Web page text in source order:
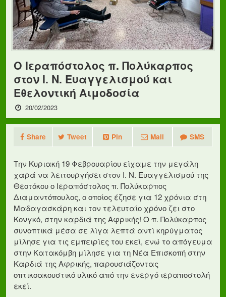
Ο Ιεραπόστολος π. Πολύκαρπος
στον Ι. Ν. Ευαγγελισμού και
Εθελοντική Αιμοδοσία
20/02/2023
Share Tweet Pin Mail SMS
Την Κυριακή 19 Φεβρουαρίου είχαμε την μεγάλη
χαρά να λειτουργήσει στον Ι. Ν. Ευαγγελισμού της
Θεοτόκου ο Ιεραπόστολος π. Πολύκαρπος
Διαμαντόπουλος, ο οποίος έζησε για 12 χρόνια στη
Μαδαγασκάρη και τον τελευταίο χρόνο ζει στο
Κονγκό, στην καρδιά της Αφρικής! Ο π. Πολύκαρπος
συνοπτικά μέσα σε λίγα λεπτά αντί κηρύγματος
μίλησε για τις εμπειρίες του εκεί, ενώ το απόγευμα
στην Κατακόμβη μίλησε για τη Νέα Επισκοπή στην
Καρδιά της Αφρικής, παρουσιάζοντας
οπτικοακουστικό υλικό από την ενεργό ιεραποστολή
εκεί.